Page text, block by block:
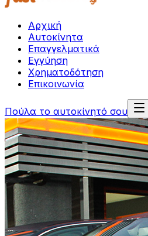
Αρχική
Αυτοκίνητα
Επαγγελματικά
Εγγύηση
Χρηματοδότηση
Επικοινωνία
Πούλα το αυτοκίνητό σου